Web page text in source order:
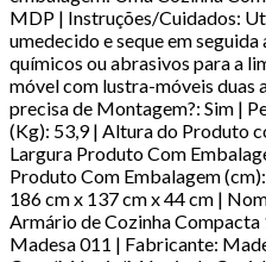
MDP | Instruções/Cuidados:
umedecido e seque em
químicos ou abrasivos para a
móvel com lustra-móveis duas
precisa de Montagem?: Sim |
(Kg): 53,9 | Altura do Produto
Largura Produto Com
Produto Com Embalagem
186 cm x 137 cm x 44 cm |
Armário de Cozinha
Madesa 011 | Fabricante: